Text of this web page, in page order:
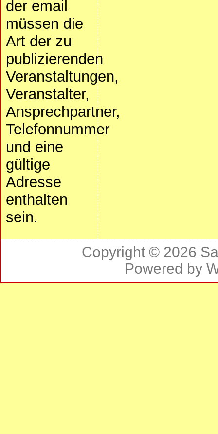
der email
müssen die
Art der zu
publizierenden
Veranstaltungen,
Veranstalter,
Ansprechpartner,
Telefonnummer
und eine
gültige
Adresse
enthalten
sein.
Copyright © 2026
Powered by